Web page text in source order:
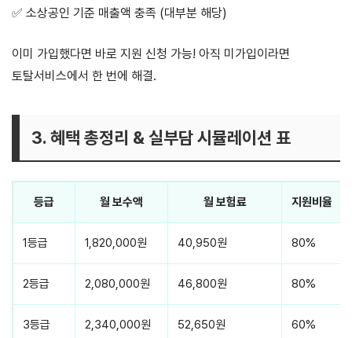
✅ 소상공인 기준 매출액 충족 (대부분 해당)
이미 가입했다면 바로 지원 신청 가능! 아직 미가입이라면
토탈서비스에서 한 번에 해결.
3. 혜택 총정리 & 실부담 시뮬레이션 표
등급 월 보수액 월 보험료 지원비율
1등급 1,820,000원 40,950원 80%
2등급 2,080,000원 46,800원 80%
3등급 2,340,000원 52,650원 60%